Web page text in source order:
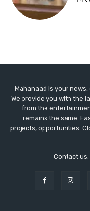
Mahanaad is your
We provide you with the
from the
remains the same.
projects, opportunities.
Contact us: